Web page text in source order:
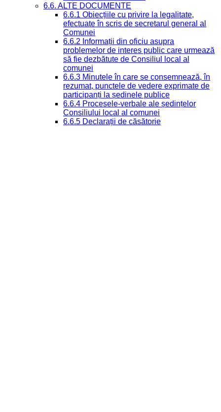
6.6. ALTE DOCUMENTE
6.6.1 Obiecțiile cu privire la legalitate,
efectuate în scris de secretarul general al
Comunei
6.6.2 Informații din oficiu asupra
problemelor de interes public care urmează
să fie dezbătute de Consiliul local al
comunei
6.6.3 Minutele în care se consemnează, în
rezumat, punctele de vedere exprimate de
participanți la ședinele publice
6.6.4 Procesele-verbale ale ședințelor
Consiliului local al comunei
6.6.5 Declarații de căsătorie